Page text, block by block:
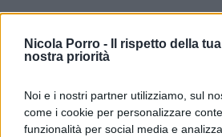
Nicola Porro -
Il rispetto della
nostra priorità
Noi e i nostri partner utilizziamo, sul
come i cookie per personalizzare
funzionalità per social media e
Il contrasto con la Francia
celebrazioni sportive diventano
provenienti dalle banlieue,
immigrazione extraeuropea.